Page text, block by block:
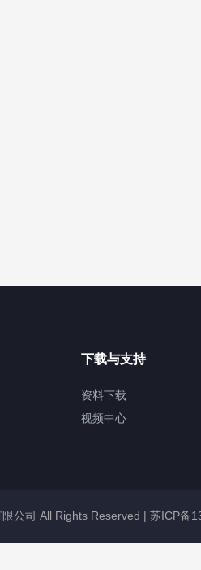
下载与支持
资料下载
视频中心
公司 All Rights Reserved | 苏ICP备